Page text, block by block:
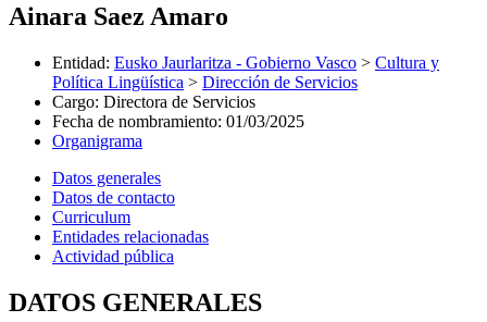
Ainara Saez Amaro
Entidad: Eusko Jaurlaritza - Gobierno Vasco > Cultura y
Política Lingüística > Dirección de Servicios
Cargo: Directora de Servicios
Fecha de nombramiento: 01/03/2025
Organigrama
Datos generales
Datos de contacto
Curriculum
Entidades relacionadas
Actividad pública
DATOS GENERALES